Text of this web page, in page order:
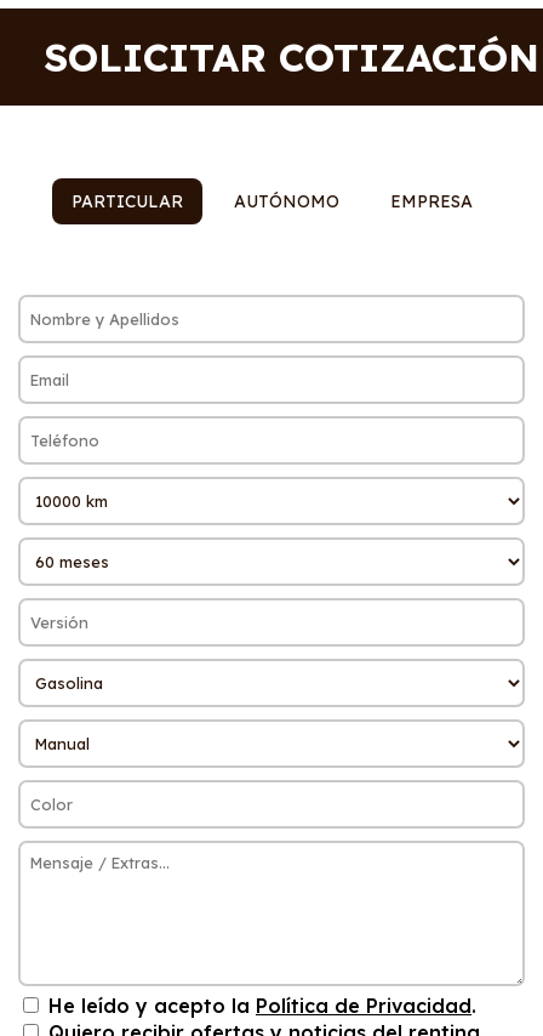
SOLICITAR COTIZACIÓN
PARTICULAR AUTÓNOMO EMPRESA
He leído y acepto la Política de Privacidad.